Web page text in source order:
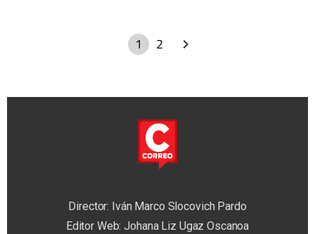
1 2
Director: Iván Marco Slocovich Pardo
Editor Web: Johana Liz Ugaz Oscanoa